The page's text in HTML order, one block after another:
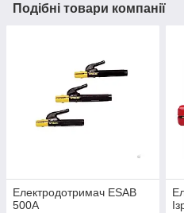
Подібні товари компанії
Електродотримач ESAB
500А